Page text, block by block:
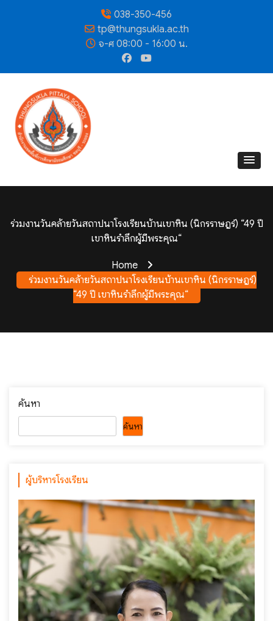
038-350-456
tp@thungsukla.ac.th
จ-ศ 08:00 - 16:00 น.
ร่วมงานวันคล้ายวันสถาปนาโรงเรียนบ้านเขาหิน (นิกรราษฎร์) “49 ปี
เขาหินรำลึกผู้มีพระคุณ“
Home
ร่วมงานวันคล้ายวันสถาปนาโรงเรียนบ้านเขาหิน (นิกรราษฎร์)
“49 ปี เขาหินรำลึกผู้มีพระคุณ“
ค้นหา
ค้นหา
ผู้บริหารโรงเรียน